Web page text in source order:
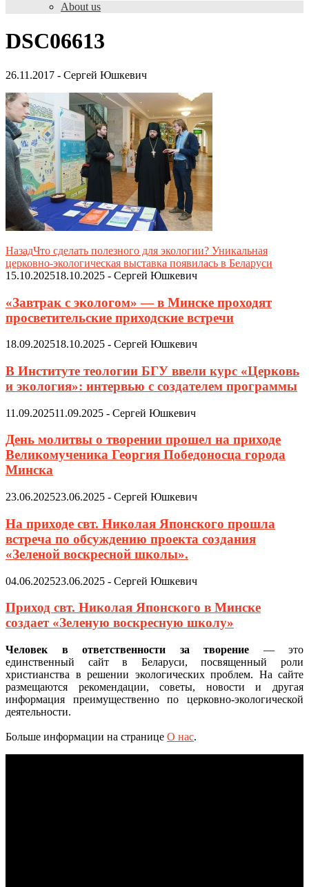
About us
DSC06613
26.11.2017 - Сергей Юшкевич
НазадЧто сделать полезного для экологии? Уникальная
церковно-экологическая выставка появилась в Беларуси
15.10.202518.10.2025 - Сергей Юшкевич
«Завтрак с экологом» — в Минске проходят
просветительские приходские встречи
18.09.202518.10.2025 - Сергей Юшкевич
В Институте теологии БГУ ввели курс «Церковь
и экология»: интервью с создателем программы
11.09.202511.09.2025 - Сергей Юшкевич
День молитвы о творении прошел на приходе
Великомученика Георгия Победоносца города
Минска
23.06.202523.06.2025 - Сергей Юшкевич
На приходе свт. Николая Японского прошла
встреча по обсуждению проекта создания
«Зеленой воскресной школы».
04.06.202523.06.2025 - Сергей Юшкевич
Приход свт. Николая Японского в Минске
создает «Зеленую воскресную школу»
Человек в ответственности за творение — это
единственный сайт в Беларуси, посвященный роли
христианства в решении экологических проблем. На сайте
размещаются рекомендации, советы, новости и другая
информация преимущественно по церковно-экологической
деятельности.
Больше информации на странице О нас.